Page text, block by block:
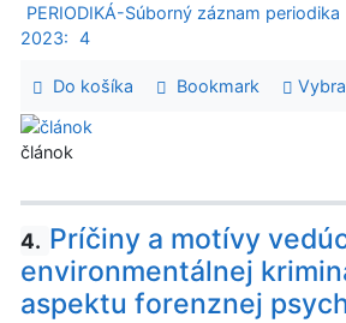
PERIODIKÁ-Súborný záznam periodika
2023: 4
Do košíka Bookmark
článok
4. Príčiny a motívy
environmentálnej
aspektu forenznej